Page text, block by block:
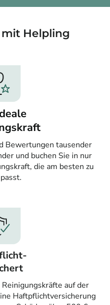
Helpling​
Bewertungen tausender
und buchen Sie in nur
die am besten zu
auf der
Haftpflichtversicherung